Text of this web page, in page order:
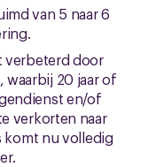
van 5 naar 6
verbeterd door
waarbij 20 jaar of
en/of
verkorten naar
komt nu volledig